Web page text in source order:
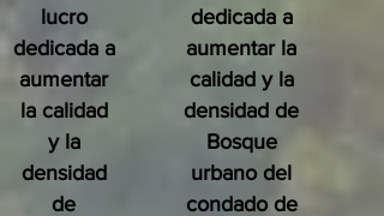
lucro
dedicada a
aumentar
la calidad
y la
densidad
de
dedicada a
aumentar la
calidad y la
densidad de
Bosque
urbano del
condado de